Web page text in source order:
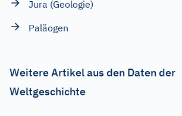
Jura (Geologie)
Paläogen
Weitere Artikel aus den Daten der
Weltgeschichte